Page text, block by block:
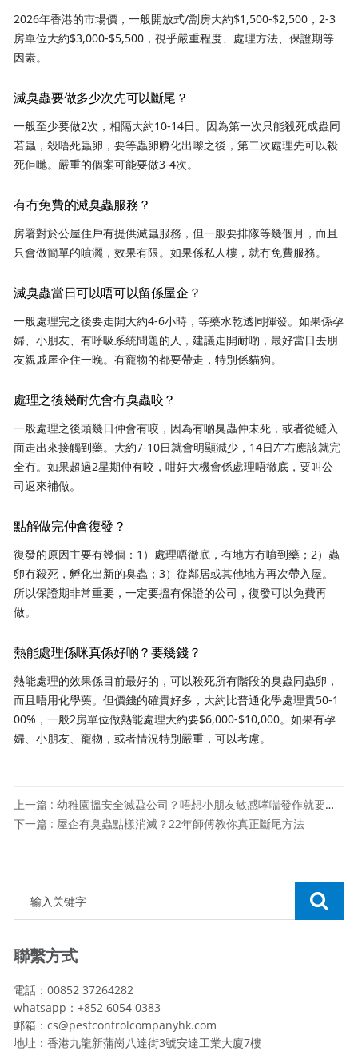
2026年香港的市場價，一般開放式/劏房大約$1,500-$2,500，2-3
房單位大約$3,000-$5,500，視乎嚴重程度、處理方法、保證期等
因素。
滅臭蟲要做多少次先可以斷尾？
一般至少要做2次，相隔大約10-14日。因為第一次只能殺死成蟲同
若蟲，殺唔死蟲卵，要等蟲卵孵化出嚟之後，第二次處理先可以殺
死佢哋。嚴重的個案可能要做3-4次。
有冇免費的滅臭蟲服務？
房署對於公屋住戶有提供滅蟲服務，但一般要排隊等幾個月，而且
只會做簡單的噴灑，效果有限。如果係私人樓，就冇免費服務。
滅臭蟲當日可以唔可以留係屋企？
一般處理完之後要走開大約4-6小時，等藥水乾透同揮發。如果係孕
婦、小朋友、有呼吸系統問題的人，建議走開耐啲，最好當日去朋
友親戚屋企住一晚。有寵物的都要帶走，特別係貓狗。
處理之後幾耐先會冇臭蟲咬？
一般處理之後頭幾日仲會有咬，因為有啲臭蟲仲未死，或者從縫入
面走出來接觸到藥。大約7-10日就會明顯減少，14日左右應該就完
全冇。如果超過2星期仲有咬，咁好大機會係處理唔徹底，要叫公
司返來補做。
點解做完仲會復發？
復發的原因主要有幾個：1）處理唔徹底，有地方冇噴到藥；2）蟲
卵冇殺死，孵化出新的臭蟲；3）從鄰居或其他地方再次帶入屋。
所以保證期非常重要，一定要搵有保證的公司，復發可以免費再
做。
熱能處理係咪真係好啲？要幾錢？
熱能處理的效果係目前最好的，可以殺死所有階段的臭蟲同蟲卵，
而且唔用化學藥。但價錢的確貴好多，大約比普通化學處理貴50-1
00%，一般2房單位做熱能處理大約要$6,000-$10,000。如果有孕
婦、小朋友、寵物，或者情況特別嚴重，可以考慮。
上一篇 : 幼稚園搵安全滅蝨公司？唔想小朋友敏感哮喘發作就要識揀
下一篇 : 屋企有臭蟲點樣消滅？22年師傅教你真正斷尾方法
聯繫方式
電話：00852 37264282
whatsapp：+852 6054 0383
郵箱：cs@pestcontrolcompanyhk.com
地址：香港九龍新蒲崗八達街3號安達工業大廈7樓